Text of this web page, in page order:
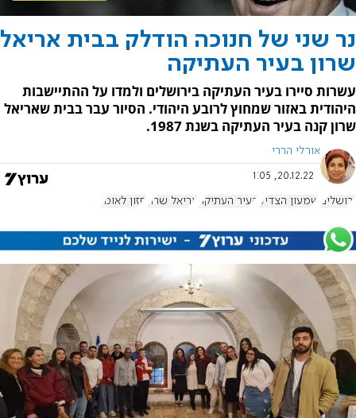
נר שני של חנוכה הודלק בבית אריאל
שרון בעיר העתיקה
עשרות סיירו בעיר העתיקה בירושלים ולמדו על ההתיישבות
היהודית באזור שמחוץ לרובע היהודי. הסיור עבר בבית שאריאל
שרון קנה בעיר העתיקה בשנת 1987.
אורלי הררי
20.12.22, 1:05
ירושלים שמעון הצדיק העיר העתיקה אריאל שרון חזון לאומי